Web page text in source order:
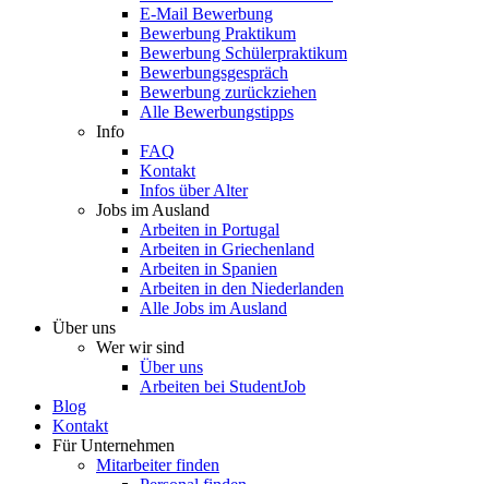
E-Mail Bewerbung
Bewerbung Praktikum
Bewerbung Schülerpraktikum
Bewerbungsgespräch
Bewerbung zurückziehen
Alle Bewerbungstipps
Info
FAQ
Kontakt
Infos über Alter
Jobs im Ausland
Arbeiten in Portugal
Arbeiten in Griechenland
Arbeiten in Spanien
Arbeiten in den Niederlanden
Alle Jobs im Ausland
Über uns
Wer wir sind
Über uns
Arbeiten bei StudentJob
Blog
Kontakt
Für Unternehmen
Mitarbeiter finden